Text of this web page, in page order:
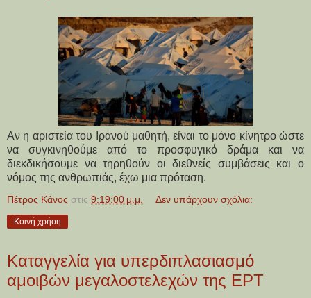
Αν η αριστεία του Ιρανού μαθητή, είναι το μόνο κίνητρο ώστε
να συγκινηθούμε από το προσφυγικό δράμα και να
διεκδικήσουμε να τηρηθούν οι διεθνείς συμβάσεις και ο
νόμος της ανθρωπιάς, έχω μια πρόταση.
Πέτρος Κάνος στις 9:19:00 μ.μ. Δεν υπάρχουν σχόλια:
Κοινή χρήση
Καταγγελία για υπερδιπλασιασμό
αμοιβών μεγαλοστελεχών της ΕΡΤ